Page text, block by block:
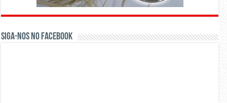
Siga-nos no Facebook